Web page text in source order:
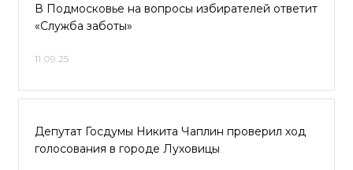
В Подмосковье на вопросы избирателей ответит
«Служба заботы»
11.09.25
Депутат Госдумы Никита Чаплин проверил ход
голосования в городе Луховицы